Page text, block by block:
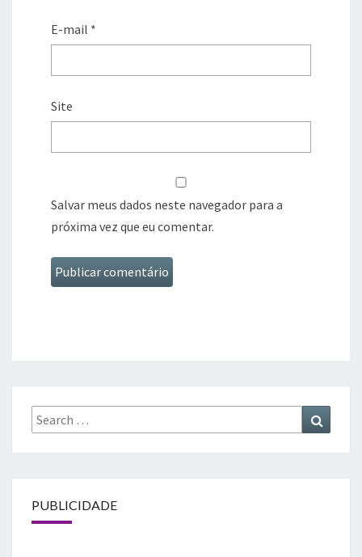
E-mail *
Site
Salvar meus dados neste navegador para a
próxima vez que eu comentar.
Search
for:
PUBLICIDADE